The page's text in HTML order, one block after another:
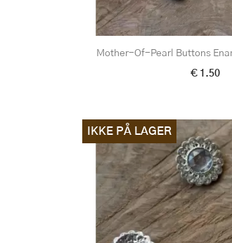
Mother-Of-Pearl Buttons
€ 1.50
IKKE PÅ LAGER